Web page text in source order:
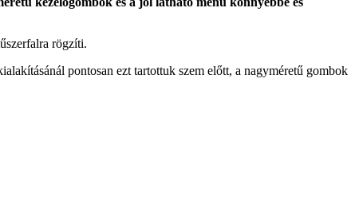
rögzíti.
pontosan ezt tartottuk szem előtt, a nagyméretű gombok